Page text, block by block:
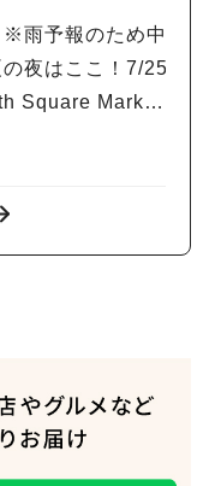
※雨予報のため中
夜はここ！7/25
Square Marke